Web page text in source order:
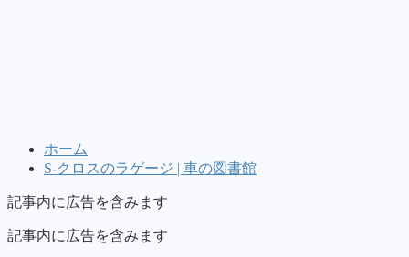
ホーム
S-クロスのラゲージ | 車の図書館
記事内に広告を含みます
記事内に広告を含みます